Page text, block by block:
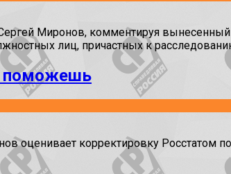
Миронов, комментируя
лиц, причастных к
поможешь
корректировку Росстатом